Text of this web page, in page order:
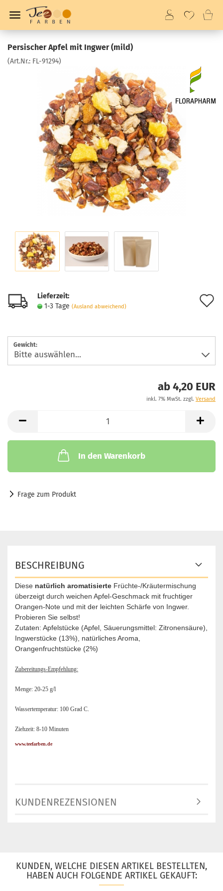
Persischer Apfel mit Ingwer (mild)
(Art.Nr.: FL-91294)
Lieferzeit:
1-3 Tage (Ausland abweichend)
Gewicht:
ab 4,20 EUR
inkl. 7% MwSt. zzgl. Versand
In den Warenkorb
Frage zum Produkt
BESCHREIBUNG
Diese natürlich aromatisierte Früchte-/Kräutermischung
überzeigt durch weichen Apfel-Geschmack mit fruchtiger
Orangen-Note und mit der leichten Schärfe von Ingwer.
Probieren Sie selbst!
Zutaten: Apfelstücke (Apfel, Säuerungsmittel: Zitronensäure),
Ingwerstücke (13%), natürliches Aroma,
Orangenfruchtstücke (2%)
Zubereitungs-Empfehlung:
Menge: 20-25 g/l
Wassertemperatur: 100 Grad C.
Ziehzeit: 8-10 Minuten
www.teefarben.de
KUNDENREZENSIONEN
KUNDEN, WELCHE DIESEN ARTIKEL BESTELLTEN,
HABEN AUCH FOLGENDE ARTIKEL GEKAUFT: